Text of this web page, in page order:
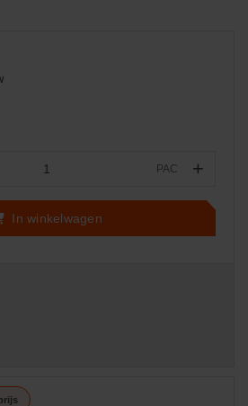
PAC +
In winkelwagen